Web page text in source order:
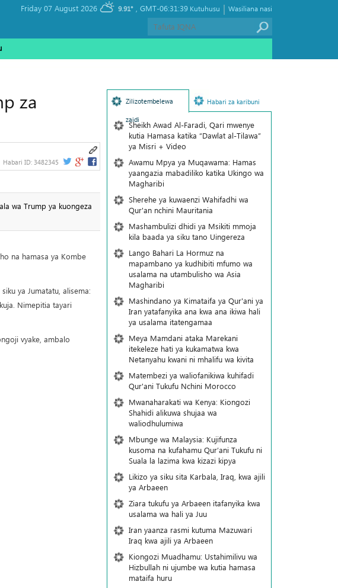
GMT-06:31:39
9.91° Wasiliana nasi
|
Kutuhusu
za
Habari ID: 3482345
wa Trump ya kuongeza
na hamasa ya Kombe
ya Jumatatu, alisema:
Nimepitia tayari
vyake, ambalo
Zilizotembelewa
zaidi
Habari za karibuni
Sheikh Awad Al-Faradi, Qari mwenye
kutia Hamasa katika “Dawlat al-Tilawa”
ya Misri + Video
Awamu Mpya ya Muqawama: Hamas
yaangazia mabadiliko katika Ukingo wa
Magharibi
Sherehe ya kuwaenzi Wahifadhi wa
Qur'an nchini Mauritania
Mashambulizi dhidi ya Msikiti mmoja
kila baada ya siku tano Uingereza
Lango Bahari La Hormuz na
mapambano ya kudhibiti mfumo wa
usalama na utambulisho wa Asia
Magharibi
Mashindano ya Kimataifa ya Qur'ani ya
Iran yatafanyika ana kwa ana ikiwa hali
ya usalama itatengamaa
Meya Mamdani ataka Marekani
itekeleze hati ya kukamatwa kwa
Netanyahu kwani ni mhalifu wa kivita
Matembezi ya waliofanikiwa kuhifadi
Qur'ani Tukufu Nchini Morocco
Mwanaharakati wa Kenya: Kiongozi
Shahidi alikuwa shujaa wa
waliodhulumiwa
Mbunge wa Malaysia: Kujifunza
kusoma na kufahamu Qur’ani Tukufu ni
Suala la lazima kwa kizazi kipya
Likizo ya siku sita Karbala, Iraq, kwa ajili
ya Arbaeen
Ziara tukufu ya Arbaeen itafanyika kwa
usalama wa hali ya Juu
Iran yaanza rasmi kutuma Mazuwari
Iraq kwa ajili ya Arbaeen
Kiongozi Muadhamu: Ustahimilivu wa
Hizbullah ni ujumbe wa kutia hamasa
mataifa huru